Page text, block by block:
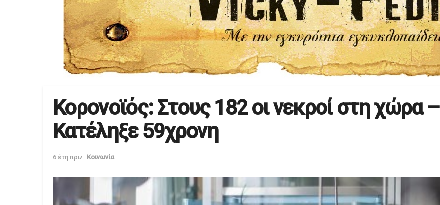
Κορονοϊός: Στους 182 οι νεκροί στη χώρα –
Κατέληξε 59χρονη
6 έτη πριν Κοινωνία